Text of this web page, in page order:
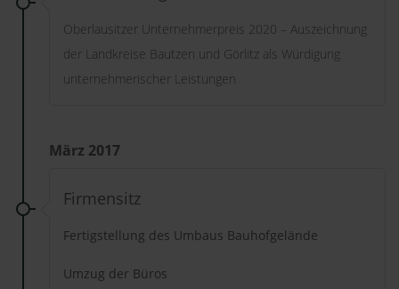
Oberlausitzer Unternehmerpreis 2020 – Auszeichnung
der Landkreise Bautzen und Görlitz als Würdigung
unternehmerischer Leistungen
März 2017
Firmensitz
Fertigstellung des Umbaus Bauhofgelände
Umzug der Büros